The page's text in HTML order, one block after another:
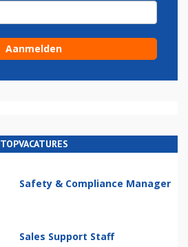
TOPVACATURES
Safety & Compliance Manager
Sales Support Staff